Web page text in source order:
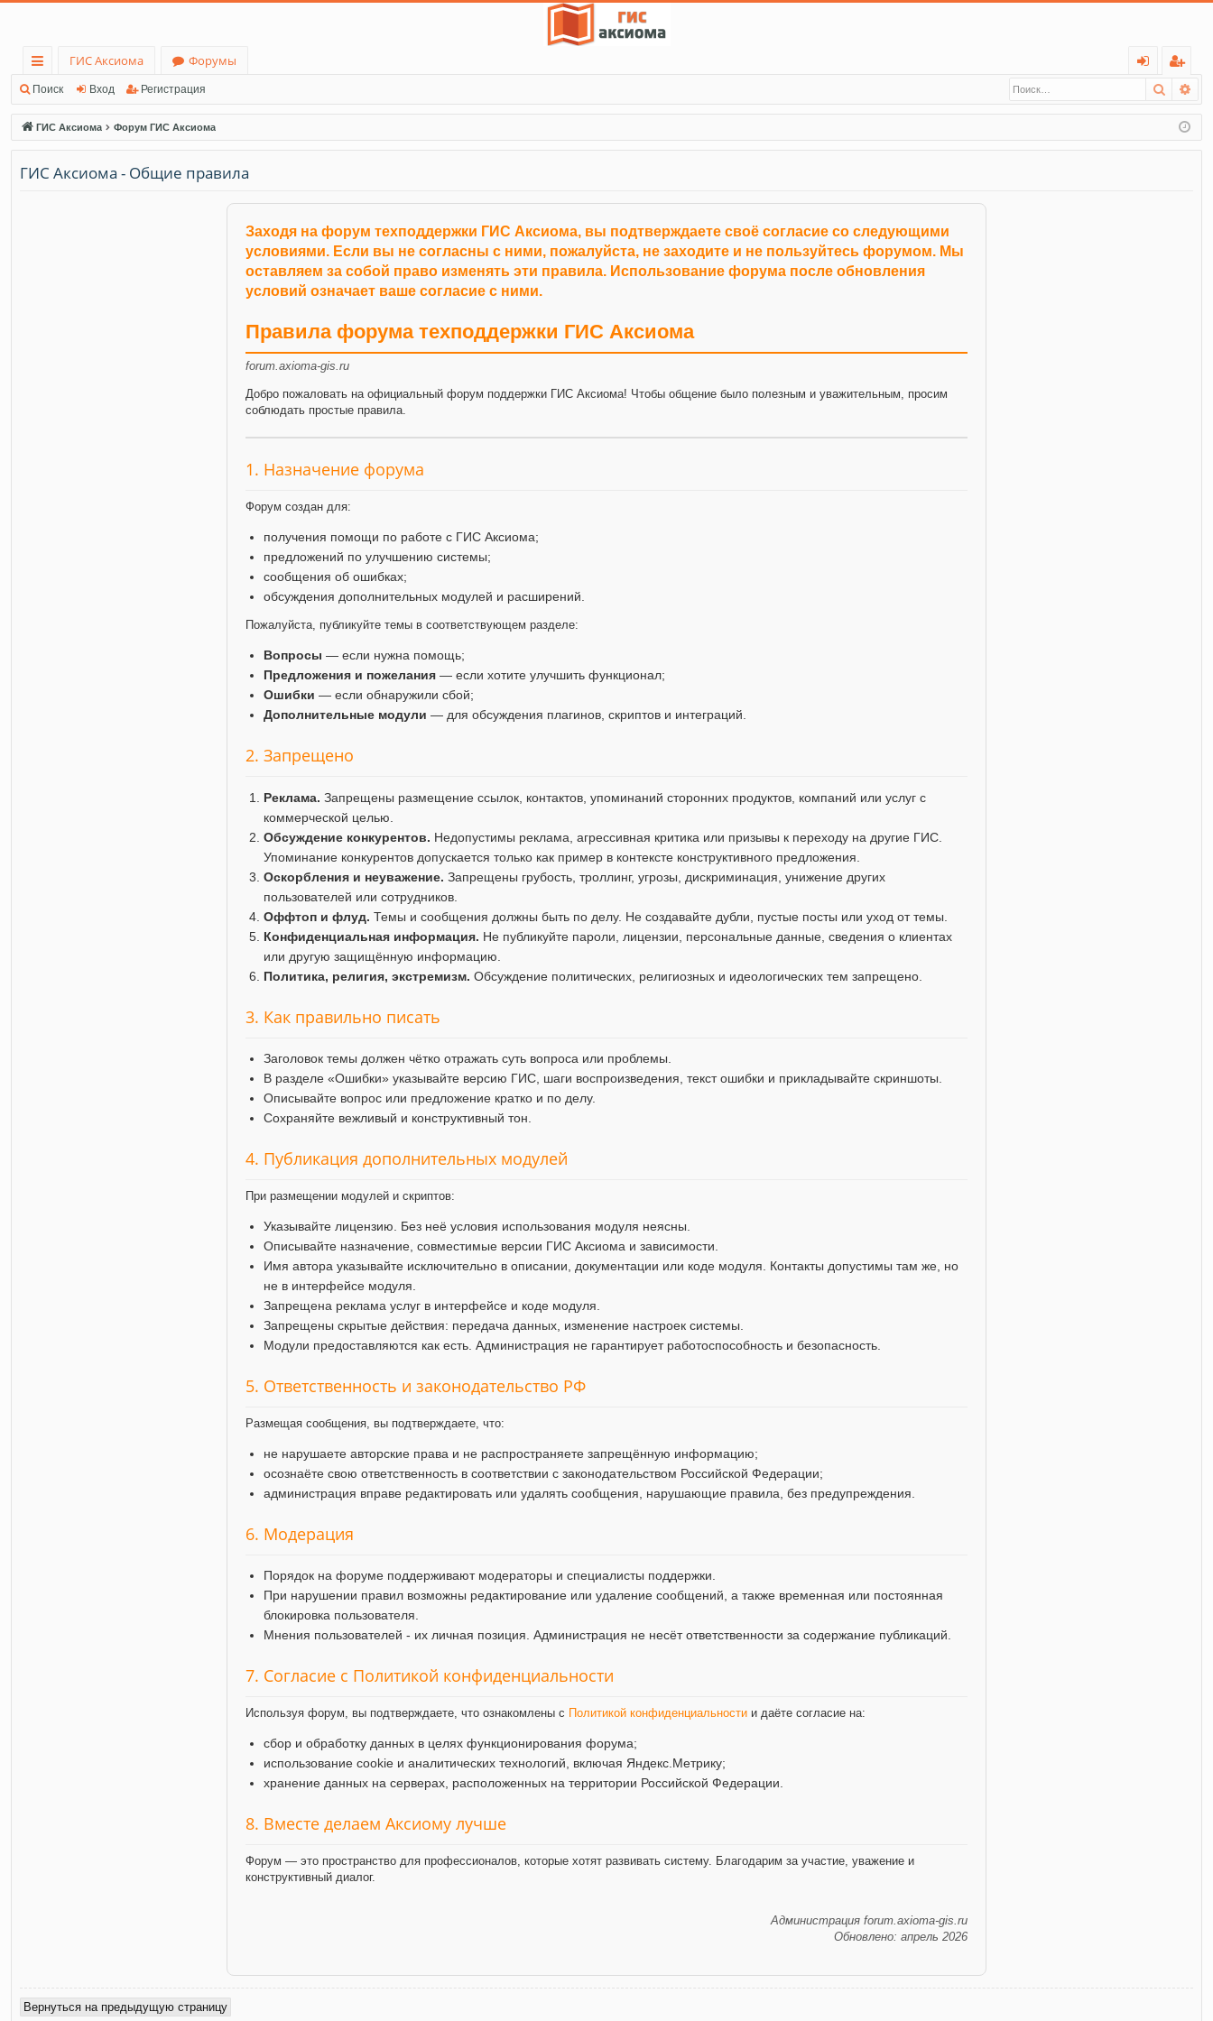
с
ы
лк
и
ГИС Аксиома
Форумы
д
ег
ис
тр
Поиск Вход Регистрация Поиск
ГИС Аксиома Форум ГИС Аксиома
ГИС Аксиома - Общие правила
Заходя на форум техподдержки ГИС Аксиома, вы подтверждаете своё согласие со следующими
условиями. Если вы не согласны с ними, пожалуйста, не заходите и не пользуйтесь форумом. Мы
оставляем за собой право изменять эти правила. Использование форума после обновления
условий означает ваше согласие с ними.
Правила форума техподдержки ГИС Аксиома
forum.axioma-gis.ru
Добро пожаловать на официальный форум поддержки ГИС Аксиома! Чтобы общение было полезным и уважительным, просим
соблюдать простые правила.
1. Назначение форума
Форум создан для:
получения помощи по работе с ГИС Аксиома;
предложений по улучшению системы;
сообщения об ошибках;
обсуждения дополнительных модулей и расширений.
Пожалуйста, публикуйте темы в соответствующем разделе:
Вопросы — если нужна помощь;
Предложения и пожелания — если хотите улучшить функционал;
Ошибки — если обнаружили сбой;
Дополнительные модули — для обсуждения плагинов, скриптов и интеграций.
2. Запрещено
Реклама. Запрещены размещение ссылок, контактов, упоминаний сторонних продуктов, компаний или услуг с
коммерческой целью.
Обсуждение конкурентов. Недопустимы реклама, агрессивная критика или призывы к переходу на другие ГИС.
Упоминание конкурентов допускается только как пример в контексте конструктивного предложения.
Оскорбления и неуважение. Запрещены грубость, троллинг, угрозы, дискриминация, унижение других
пользователей или сотрудников.
Оффтоп и флуд. Темы и сообщения должны быть по делу. Не создавайте дубли, пустые посты или уход от темы.
Конфиденциальная информация. Не публикуйте пароли, лицензии, персональные данные, сведения о клиентах
или другую защищённую информацию.
Политика, религия, экстремизм. Обсуждение политических, религиозных и идеологических тем запрещено.
3. Как правильно писать
Заголовок темы должен чётко отражать суть вопроса или проблемы.
В разделе «Ошибки» указывайте версию ГИС, шаги воспроизведения, текст ошибки и прикладывайте скриншоты.
Описывайте вопрос или предложение кратко и по делу.
Сохраняйте вежливый и конструктивный тон.
4. Публикация дополнительных модулей
При размещении модулей и скриптов:
Указывайте лицензию. Без неё условия использования модуля неясны.
Описывайте назначение, совместимые версии ГИС Аксиома и зависимости.
Имя автора указывайте исключительно в описании, документации или коде модуля. Контакты допустимы там же, но
не в интерфейсе модуля.
Запрещена реклама услуг в интерфейсе и коде модуля.
Запрещены скрытые действия: передача данных, изменение настроек системы.
Модули предоставляются как есть. Администрация не гарантирует работоспособность и безопасность.
5. Ответственность и законодательство РФ
Размещая сообщения, вы подтверждаете, что:
не нарушаете авторские права и не распространяете запрещённую информацию;
осознаёте свою ответственность в соответствии с законодательством Российской Федерации;
администрация вправе редактировать или удалять сообщения, нарушающие правила, без предупреждения.
6. Модерация
Порядок на форуме поддерживают модераторы и специалисты поддержки.
При нарушении правил возможны редактирование или удаление сообщений, а также временная или постоянная
блокировка пользователя.
Мнения пользователей - их личная позиция. Администрация не несёт ответственности за содержание публикаций.
7. Согласие с Политикой конфиденциальности
Используя форум, вы подтверждаете, что ознакомлены с Политикой конфиденциальности и даёте согласие на:
сбор и обработку данных в целях функционирования форума;
использование cookie и аналитических технологий, включая Яндекс.Метрику;
хранение данных на серверах, расположенных на территории Российской Федерации.
8. Вместе делаем Аксиому лучше
Форум — это пространство для профессионалов, которые хотят развивать систему. Благодарим за участие, уважение и
конструктивный диалог.
Администрация forum.axioma-gis.ru
Обновлено: апрель 2026
Вернуться на предыдущую страницу